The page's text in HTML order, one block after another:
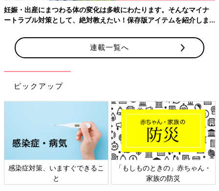
出典：Instagramアカウント「manami_kaka」
Manamiさんはこちらの桜まんじゅうを大量買い！今年も待って
ましたとお気に入りの様子。やさしい甘さのこしあんが包まれて
無印良品では美味しそうなバウムや洋菓子が大
人気です。もともと無印良品のお菓子はママ達
からも好評ですが、最近ではバウムシリーズと
洋菓子の人気が再熱しているようですよ。そん
な人気のバウムと洋菓子をインスタ投稿からご
紹介します。
無印の桜スイーツシリーズは色味も可愛らしく、とっても美味し
そうでしたね。人気の商品は売り切れることもあり、期間限定な
ので早めのチェックがおすすめですよ。
(文・水川ちさ)
妊娠・出産にまつわる体の変化は多岐にわたります。そんなマイナ
ートラブル対策として、絶対教えたい！保存版アイテムを紹介しま
連載一覧へ
ピックアップ
感染症対策、いますぐできるこ
と
「もしものときの」赤ちゃん・
家族の防災